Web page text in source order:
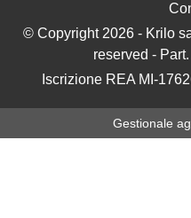
© Copyright 2026 - Krilo
reserved -
Iscrizione REA MI-
Gestionale